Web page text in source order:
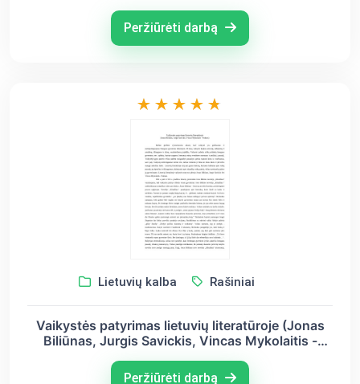
Peržiūrėti darbą
Lietuvių kalba Rašiniai
Vaikystės patyrimas lietuvių literatūroje (Jonas
Biliūnas, Jurgis Savickis, Vincas Mykolaitis -
Peržiūrėti darbą